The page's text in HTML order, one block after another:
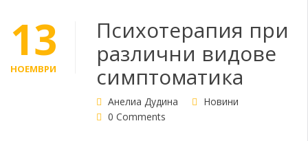
13
НОЕМВРИ
Психотерапия при
различни видове
симптоматика
Анелиа Дудина
Новини
0 Comments